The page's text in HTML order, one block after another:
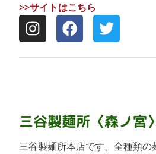
>>サイトはこちら
三谷製麺所 〈森ノ宮〉
三谷製麺所本店です。全種類の